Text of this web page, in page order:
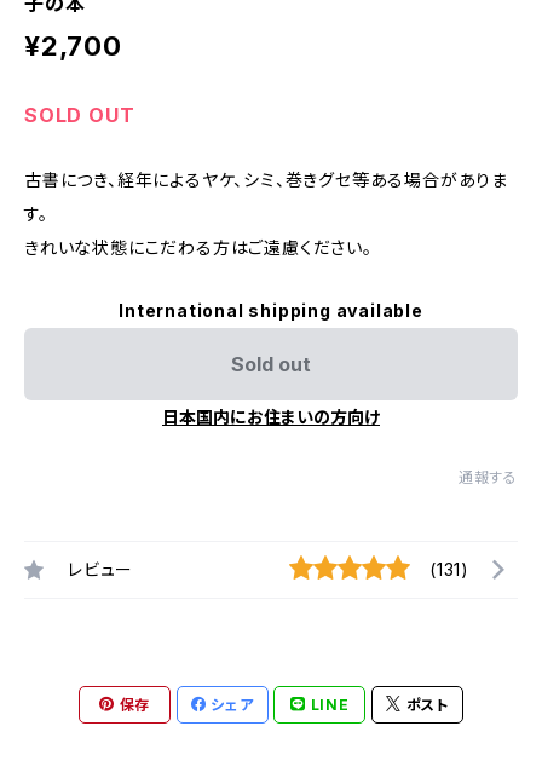
¥2,700
SOLD OUT
古書につき、経年によるヤケ、シミ、巻きグセ等ある場合がありま
す。
きれいな状態にこだわる方はご遠慮ください。
International shipping available
Sold out
日本国内にお住まいの方向け
通報する
レビュー (131)
保存 シェア LINE ポスト